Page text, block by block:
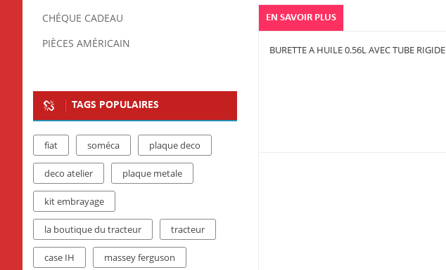
CHÉQUE CADEAU
PIÈCES AMÉRICAIN
TAGS POPULAIRES
fiat soméca plaque deco
deco atelier plaque metale
kit embrayage
la boutique du tracteur tracteur
case IH massey ferguson
EN SAVOIR PLUS
BURETTE A HUILE 0.56L AVEC TUBE RIGIDE